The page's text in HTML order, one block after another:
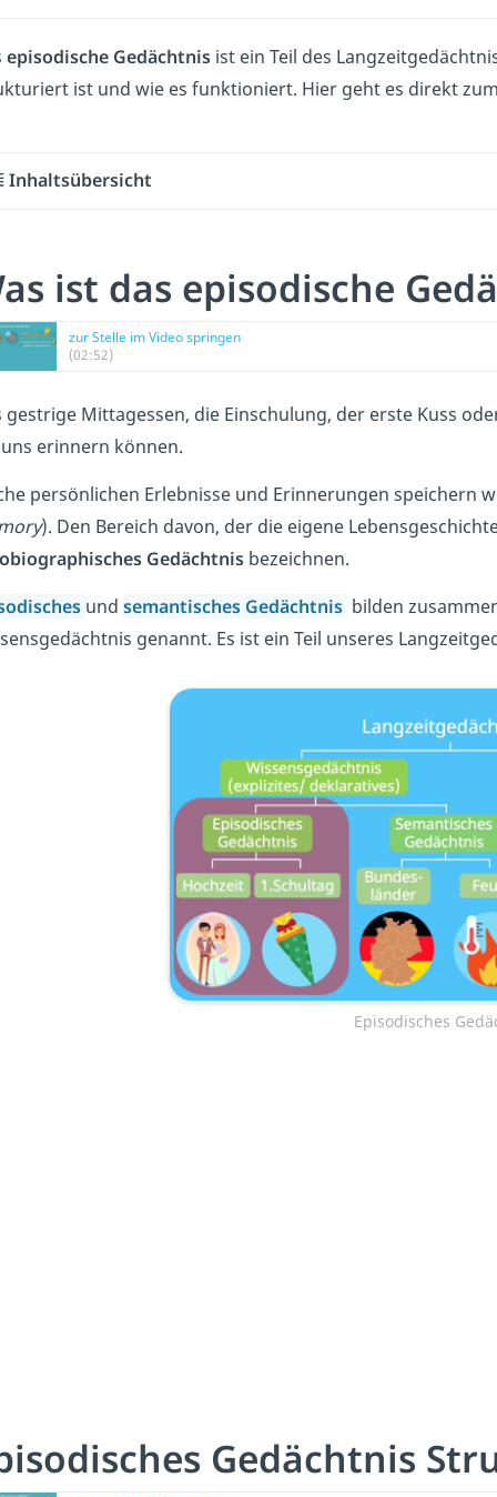
episodische Gedächtnisist ein Teil des
ist und wie es funktioniert. Hier geht es direkt
Inhaltsübersicht
ist das episodische
zur Stelle im Video springen
(02:52)
gestrige Mittagessen, die Einschulung, der erste Kuss
erinnern können.
persönlichen Erlebnisse und Erinnerungen speichern
). Den Bereich davon, der die eigene
Gedächtnisbezeichnen.
und semantisches Gedächtnis bilden
genannt. Es ist ein Teil unseres
Episodisches
Gedächtnis